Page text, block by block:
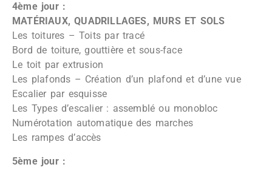
4ème jour :
MATÉRIAUX, QUADRILLAGES, MURS ET SOLS
Les toitures – Toits par tracé
Bord de toiture, gouttière et sous-face
Le toit par extrusion
Les plafonds – Création d’un plafond et d’une vue
Escalier par esquisse
Les Types d’escalier : assemblé ou monobloc
Numérotation automatique des marches
Les rampes d’accès
5ème jour :